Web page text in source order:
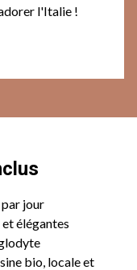
l'Italie !
jour
élégantes
bio, locale et